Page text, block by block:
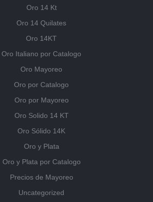
Oro 14 Kt
Oro 14 Quilates
Oro 14KT
Oro Italiano por Catalogo
Oro Mayoreo
Oro por Catalogo
Oro por Mayoreo
Oro Solido 14 KT
Oro Sólido 14K
Oro y Plata
Oro y Plata por Catalogo
Precios de Mayoreo
Uncategorized